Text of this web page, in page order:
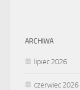
ARCHIWA
lipiec 2026
czerwiec 2026